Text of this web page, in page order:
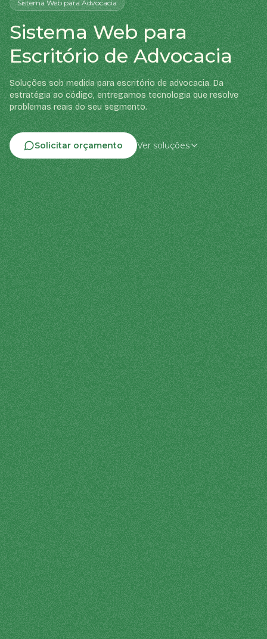
Sistema Webpara Advocacia
Sistema Web para
Escritório de Advocacia
Soluções sob medida para escritório de advocacia. Da
estratégia ao código, entregamos tecnologia que resolve
problemas reais do seu segmento.
Solicitar orçamento Ver soluções